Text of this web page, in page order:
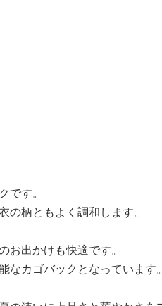
す。
柄ともよく調和します。
出かけも快適です。
なカゴバックとなっています